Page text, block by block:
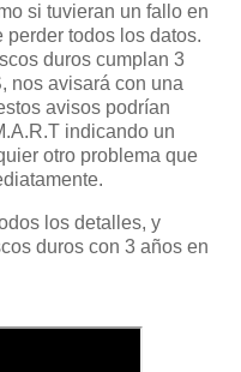
si tuvieran un fallo en
perder todos los datos.
duros cumplan 3
nos avisará con una
avisos podrían
indicando un
otro problema que
los detalles, y
duros con 3 años en